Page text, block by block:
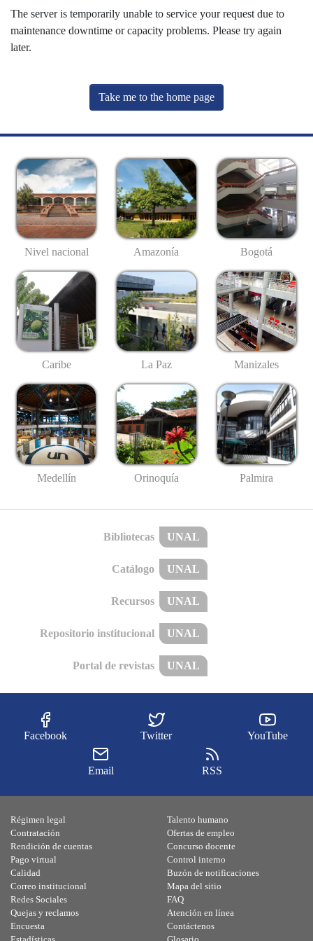
The server is temporarily unable to service your request due to
maintenance downtime or capacity problems. Please try again
later.
Take me to the home page
Nivel nacional Amazonía Bogotá
Caribe La Paz Manizales
Medellín Orinoquía Palmira
Bibliotecas UNAL
Catálogo UNAL
Recursos UNAL
Repositorio institucional UNAL
Portal de revistas UNAL
Facebook Twitter YouTube
Email RSS
Régimen legal
Contratación
Rendición de cuentas
Pago virtual
Calidad
Talento humano
Ofertas de empleo
Concurso docente
Control interno
Buzón de notificaciones
Correo institucional
Redes Sociales
Quejas y reclamos
Encuesta
Mapa del sitio
FAQ
Atención en línea
Contáctenos